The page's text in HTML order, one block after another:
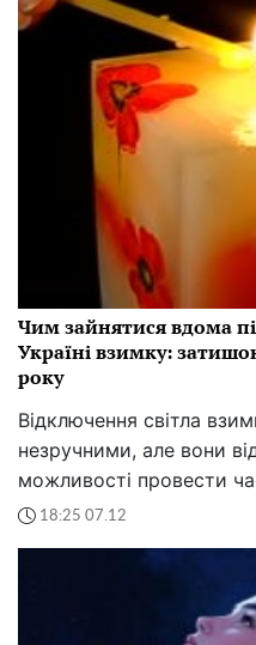
Чим зайнятися вдома
Україні взимку:
року
Відключення світла
незручними, але вони
можливості провести
18:25 07.12